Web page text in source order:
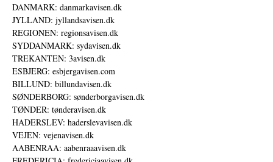
DANMARK: danmarkavisen.dk
JYLLAND: jyllandsavisen.dk
REGIONEN: regionsavisen.dk
SYDDANMARK: sydavisen.dk
TREKANTEN: 3avisen.dk
ESBJERG: esbjergavisen.com
BILLUND: billundavisen.dk
SØNDERBORG: sønderborgavisen.dk
TØNDER: tønderavisen.dk
HADERSLEV: haderslevavisen.dk
VEJEN: vejenavisen.dk
AABENRAA: aabenraaavisen.dk